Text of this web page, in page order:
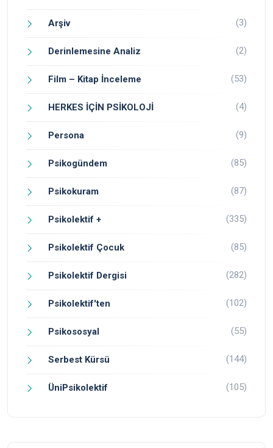
Arşiv (3)
Derinlemesine Analiz (2)
Film – Kitap İnceleme (53)
HERKES İÇİN PSİKOLOJİ (4)
Persona (9)
Psikogündem (85)
Psikokuram (87)
Psikolektif + (335)
Psikolektif Çocuk (85)
Psikolektif Dergisi (282)
Psikolektif'ten (102)
Psikososyal (55)
Serbest Kürsü (144)
ÜniPsikolektif (105)